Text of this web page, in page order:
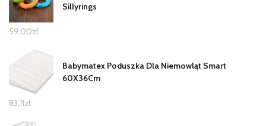
Sillyrings
59,00zł
Babymatex Poduszka Dla Niemowląt Smart
60X36Cm
83,11zł